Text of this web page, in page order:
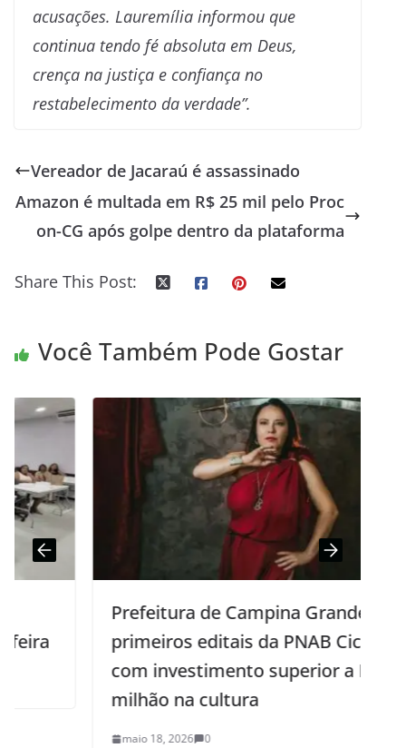
acusações. Lauremília informou que
continua tendo fé absoluta em Deus,
crença na justiça e confiança no
restabelecimento da verdade”.
Vereador de Jacaraú é assassinado
Amazon é multada em R$ 25 mil pelo Proc
on-CG após golpe dentro da plataforma
Share This Post:
Você Também Pode Gostar
Prefeitura de Campina Grande lança
primeiros editais da PNAB Ciclo 2,
com investimento superior a R$ 1,6
milhão na cultura
maio 18, 2026 0